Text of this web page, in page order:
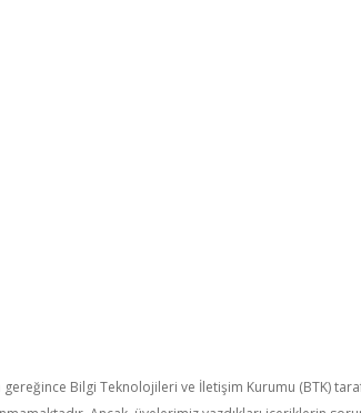
gereğince Bilgi Teknolojileri ve İletişim Kurumu (BTK)